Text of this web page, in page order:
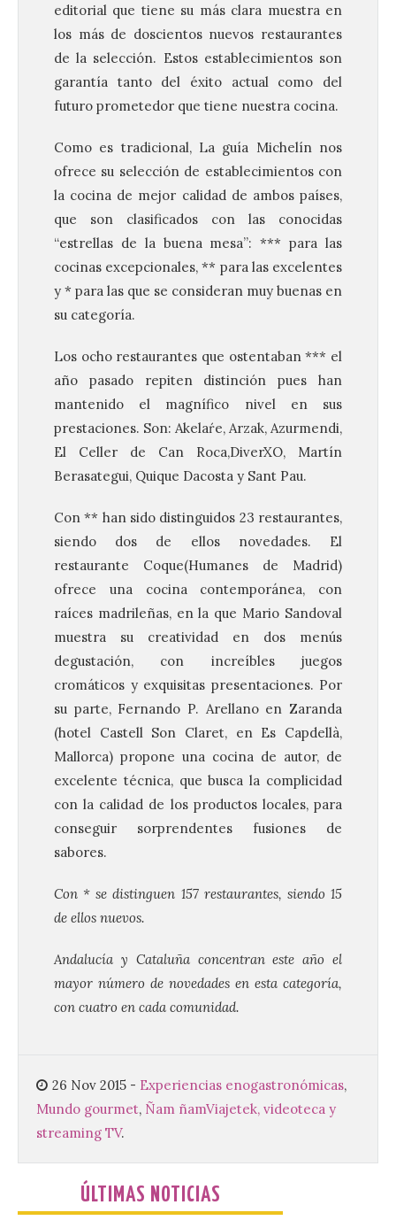
editorial que tiene su más clara muestra en
los más de doscientos nuevos restaurantes
de la selección. Estos establecimientos son
garantía tanto del éxito actual como del
futuro prometedor que tiene nuestra cocina.
Como es tradicional, La guía Michelín nos
ofrece su selección de establecimientos con
la cocina de mejor calidad de ambos países,
que son clasificados con las conocidas
“estrellas de la buena mesa”: *** para las
cocinas excepcionales, ** para las excelentes
y * para las que se consideran muy buenas en
su categoría.
Los ocho restaurantes que ostentaban *** el
año pasado repiten distinción pues han
mantenido el magnífico nivel en sus
prestaciones. Son: Akelaŕe, Arzak, Azurmendi,
El Celler de Can Roca,DiverXO, Martín
Berasategui, Quique Dacosta y Sant Pau.
Con ** han sido distinguidos 23 restaurantes,
siendo dos de ellos novedades. El
restaurante Coque(Humanes de Madrid)
ofrece una cocina contemporánea, con
raíces madrileñas, en la que Mario Sandoval
muestra su creatividad en dos menús
degustación, con increíbles juegos
cromáticos y exquisitas presentaciones. Por
su parte, Fernando P. Arellano en Zaranda
(hotel Castell Son Claret, en Es Capdellà,
Mallorca) propone una cocina de autor, de
excelente técnica, que busca la complicidad
con la calidad de los productos locales, para
conseguir sorprendentes fusiones de
sabores.
Con * se distinguen 157 restaurantes, siendo 15
de ellos nuevos.
Andalucía y Cataluña concentran este año el
mayor número de novedades en esta categoría,
con cuatro en cada comunidad.
26 Nov 2015 - Experiencias enogastronómicas,
Mundo gourmet, Ñam ñamViajetek, videoteca y
streaming TV.
ÚLTIMAS NOTICIAS
La UPSA impulsa la
creación musical con el I
Composición Coral Sacra
8 Ago 2026
Este certamen,
promovido por el Instituto
Universitario de Música
premio de 3.000 euros. Las candidaturas
podrán presentarse hasta el 30 de
noviembre. La Universidad, a […]
Conceyu vuelve a exigir
un contingente
especializado y